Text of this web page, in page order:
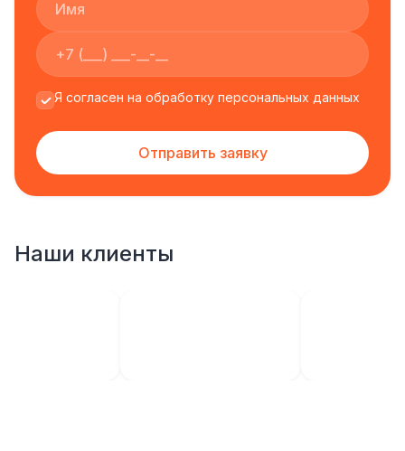
Я согласен на обработку персональных данных
Отправить заявку
Наши клиенты